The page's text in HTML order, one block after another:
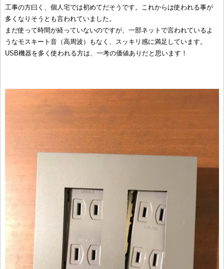
工事の方曰く、個人宅では初めてだそうです。これからは使われる事が
多くなりそうとも言われていました。
まだ使って時間が経っていないのですが、一部ネットで言われているよ
うなモスキート音（高周波）もなく、スッキリ感に満足しています。
USB機器を多く使われる方は、一考の価値ありだと思います！